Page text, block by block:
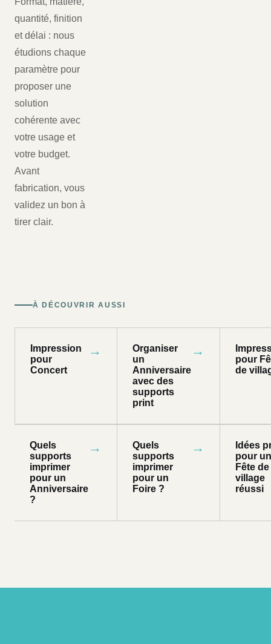
quantité, finition
et délai : nous
étudions chaque
paramètre pour
proposer une
solution
cohérente avec
votre usage et
votre budget.
Avant
fabrication, vous
validez un bon à
tirer clair.
À DÉCOUVRIR AUSSI
Impression
pour
Concert
→
Organiser
un
Anniversaire
avec des
supports
print
→
pour
de
Quels
supports
imprimer
pour un
Anniversaire
?
→
Quels
supports
imprimer
pour un
Foire ?
→
Idées
pour un
Fête de
village
réussi